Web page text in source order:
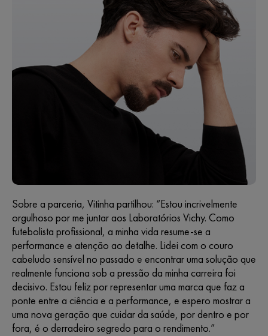
Sobre a parceria, Vitinha partilhou: “Estou incrivelmente
orgulhoso por me juntar aos Laboratórios Vichy. Como
futebolista profissional, a minha vida resume-se a
performance e atenção ao detalhe. Lidei com o couro
cabeludo sensível no passado e encontrar uma solução que
realmente funciona sob a pressão da minha carreira foi
decisivo. Estou feliz por representar uma marca que faz a
ponte entre a ciência e a performance, e espero mostrar a
uma nova geração que cuidar da saúde, por dentro e por
fora, é o derradeiro segredo para o rendimento.”